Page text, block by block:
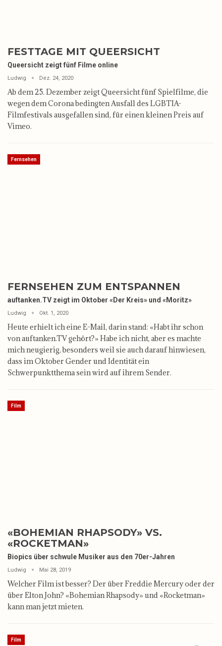
FESTTAGE MIT QUEERSICHT
Queersicht zeigt fünf Filme online
Ludwig Dez. 24, 2020
Ab dem 25. Dezember zeigt Queersicht fünf Spielfilme, die
wegen dem Corona bedingten Ausfall des LGBTIA-
Filmfestivals ausgefallen sind, für einen kleinen Preis auf
Vimeo.
Fernsehen
FERNSEHEN ZUM ENTSPANNEN
auftanken.TV zeigt im Oktober «Der Kreis» und «Moritz»
Ludwig Okt. 1, 2020
Heute erhielt ich eine E-Mail, darin stand: «Habt ihr schon
von auftanken.TV gehört?» Habe ich nicht, aber es machte
mich neugierig, besonders weil sie auch darauf hinwiesen,
dass im Oktober Gender und Identität ein
Schwerpunktthema sein wird auf ihrem Sender.
Film
«BOHEMIAN RHAPSODY» VS.
«ROCKETMAN»
Biopics über schwule Musiker aus den 70er-Jahren
Ludwig Mai 28, 2019
Welcher Film ist besser? Der über Freddie Mercury oder der
über Elton John? «Bohemian Rhapsody» und «Rocketman»
kann man jetzt mieten.
Film